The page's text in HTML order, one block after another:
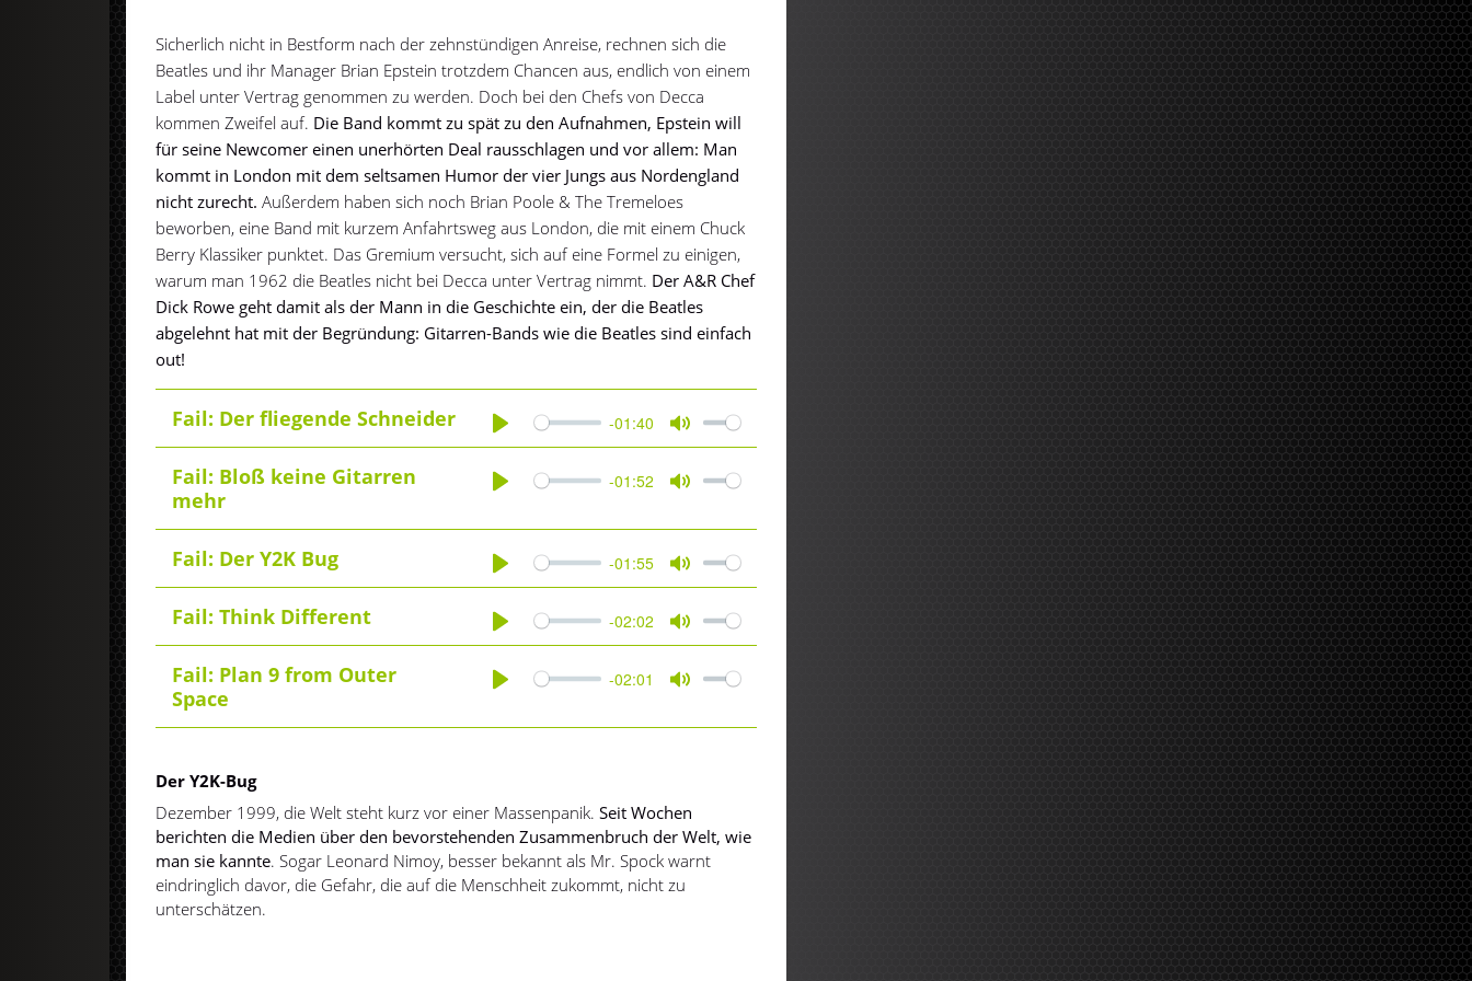
Sicherlich nicht in Bestform nach der zehnstündigen Anreise, rechnen sich die
Beatles und ihr Manager Brian Epstein trotzdem Chancen aus, endlich von einem
Label unter Vertrag genommen zu werden. Doch bei den Chefs von Decca
kommen Zweifel auf. Die Band kommt zu spät zu den Aufnahmen, Epstein will
für seine Newcomer einen unerhörten Deal rausschlagen und vor allem: Man
kommt in London mit dem seltsamen Humor der vier Jungs aus Nordengland
nicht zurecht. Außerdem haben sich noch Brian Poole & The Tremeloes
beworben, eine Band mit kurzem Anfahrtsweg aus London, die mit einem Chuck
Berry Klassiker punktet. Das Gremium versucht, sich auf eine Formel zu einigen,
warum man 1962 die Beatles nicht bei Decca unter Vertrag nimmt. Der A&R Chef
Dick Rowe geht damit als der Mann in die Geschichte ein, der die Beatles
abgelehnt hat mit der Begründung: Gitarren-Bands wie die Beatles sind einfach
out!
Fail: Der fliegende Schneider
Play
-01:40
Mute
Fail: Bloß keine Gitarren
mehr
-01:52
Fail: Der Y2K Bug
Play
-01:55
Mute
Fail: Think Different
Play
-02:02
Mute
Fail: Plan 9 from Outer
Space
-02:01
Der Y2K-Bug
Dezember 1999, die Welt steht kurz vor einer Massenpanik.Seit Wochen
berichten die Medien über den bevorstehenden Zusammenbruch der Welt, wie
man sie kannte. Sogar Leonard Nimoy, besser bekannt als Mr. Spock warnt
eindringlich davor, die Gefahr, die auf die Menschheit zukommt, nicht zu
unterschätzen.